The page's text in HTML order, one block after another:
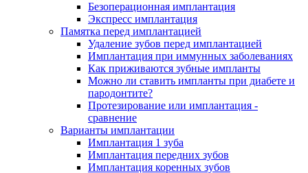
Безоперационная имплантация
Экспресс имплантация
Памятка перед имплантацией
Удаление зубов перед имплантацией
Имплантация при иммунных заболеваниях
Как приживаются зубные импланты
Можно ли ставить импланты при диабете и
пародонтите?
Протезирование или имплантация -
сравнение
Варианты имплантации
Имплантация 1 зуба
Имплантация передних зубов
Имплантация коренных зубов